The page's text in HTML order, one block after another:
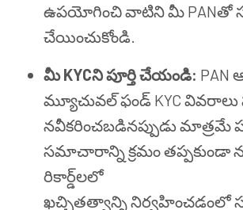
ఉపయోగించి వాటిని మీ PANతో
చేయించుకోండి.
మీ KYCని పూర్తి చేయండి: PAN
మ్యూచువల్ ఫండ్ KYC
నవీకరించబడినప్పుడు మాత్రమే
సమాచారాన్ని క్రమం తప్పకుండా
రికార్డ్‌లలో
ఖచ్చితత్వాన్ని నిర్వహించడంలో